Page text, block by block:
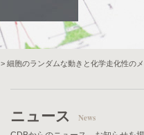
> 細胞のランダムな動きと化学走化性の
ニュース News